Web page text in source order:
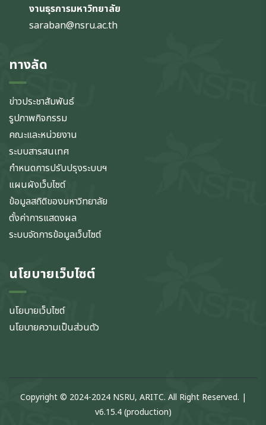
งานธุรการมหาวิทยาลัย
saraban@nsru.ac.th
ทางลัด
ข่าวประชาสัมพันธ์
รูปภาพกิจกรรม
คณะและหน่วยงาน
ระบบสารสนเทศ
กำหนดการปรับปรุงระบบฯ
แผนผังเว็บไซต์
ข้อมูลสถิติของมหาวิทยาลัย
ตั้งค่าการแสดงผล
ระบบจัดการข้อมูลเว็บไซต์
นโยบายเว็บไซต์
นโยบายเว็บไซต์
นโยบายความเป็นส่วนตัว
Copyright © 2024-2024 NSRU, ARITC. All Right Reserved. |
v6.15.4 (production)